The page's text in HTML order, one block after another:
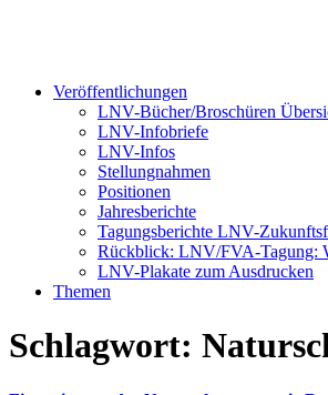
Veröffentlichungen
LNV-Bücher/Broschüren
LNV-Infobriefe
LNV-Infos
Stellungnahmen
Positionen
Jahresberichte
Tagungsberichte LNV-
Rückblick: LNV/FVA-Tagung:
LNV-Plakate zum Ausdrucken
Themen
Schlagwort: